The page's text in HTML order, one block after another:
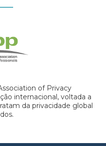
of Privacy
internacional, voltada a
da privacidade global